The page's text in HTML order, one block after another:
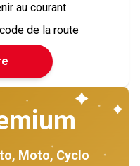
au courant
de la route
Moto, Cyclo